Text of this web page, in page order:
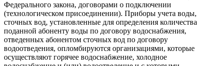
Федерального закона, договорами о подключении
(технологическом присоединении). Приборы учета воды,
сточных вод, установленные для определения количества
поданной абоненту воды по договору водоснабжения,
отведенных абонентом сточных вод по договору
водоотведения, опломбируются организациями, которые
осуществляют горячее водоснабжение, холодное